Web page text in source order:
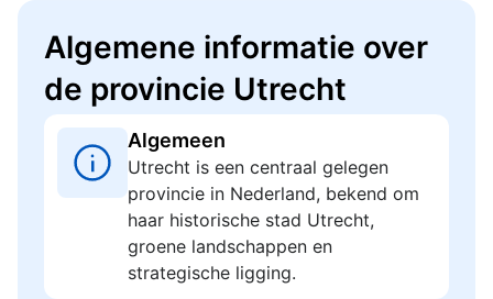
Algemene informatie over
de provincie Utrecht
Algemeen
Utrecht is een centraal gelegen
provincie in Nederland, bekend om
haar historische stad Utrecht,
groene landschappen en
strategische ligging.